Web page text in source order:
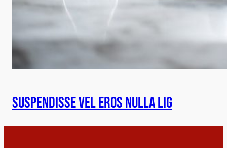
Suspendisse vel eros nulla lig